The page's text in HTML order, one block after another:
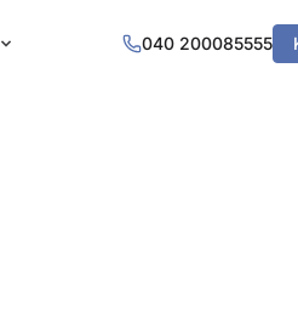
040 200085555